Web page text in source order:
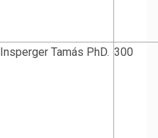
Insperger Tamás PhD. 300